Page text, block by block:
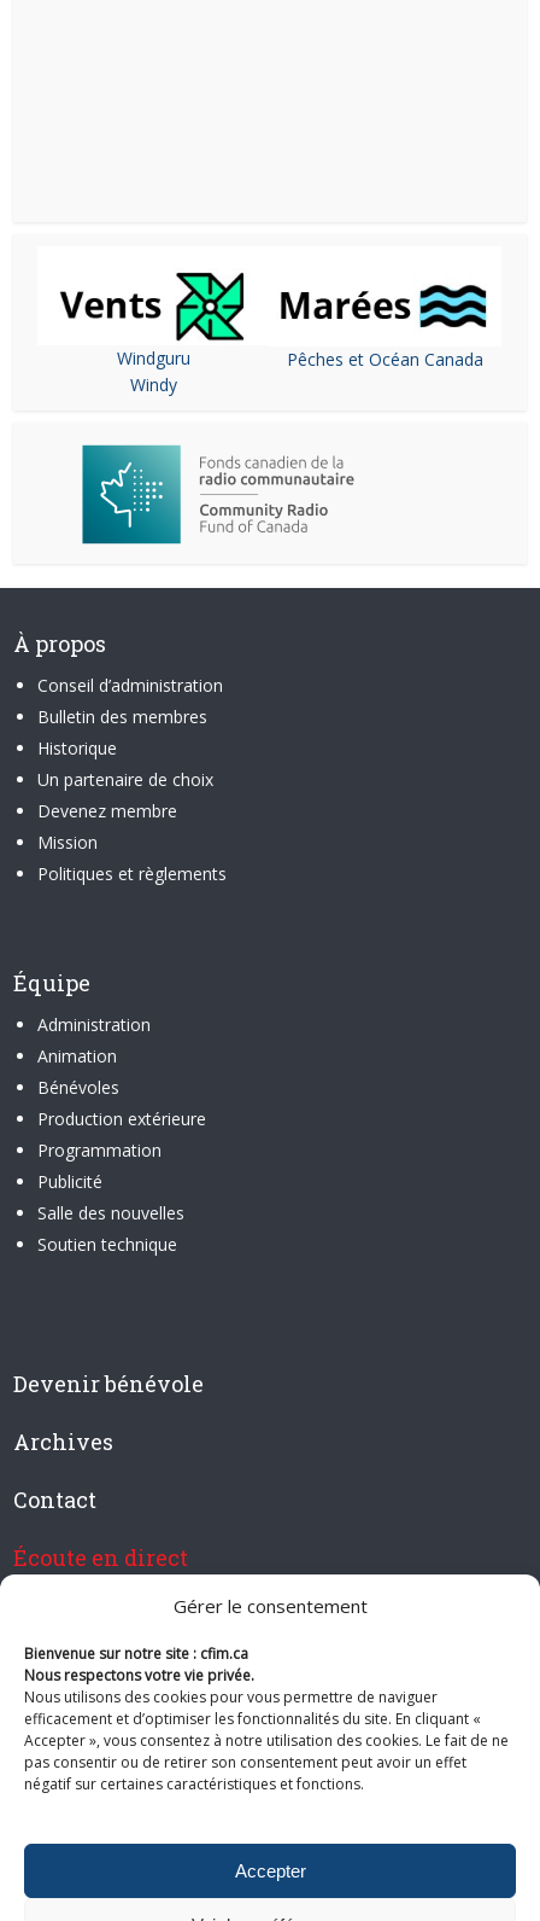
Gérer le consentement
Bienvenue sur notre site : cfim.ca
Nous respectons votre vie privée.
Nous utilisons des cookies pour vous permettre de naviguer
efficacement et d’optimiser les fonctionnalités du site. En cliquant «
Accepter », vous consentez à notre utilisation des cookies. Le fait de ne
pas consentir ou de retirer son consentement peut avoir un effet
négatif sur certaines caractéristiques et fonctions.
Accepter
Windguru
Windy
Pêches et Océan Canada
À propos
Conseil d’administration
Bulletin des membres
Historique
Un partenaire de choix
Devenez membre
Mission
Politiques et règlements
Équipe
Administration
Animation
Bénévoles
Production extérieure
Programmation
Publicité
Salle des nouvelles
Soutien technique
Devenir bénévole
Archives
Contact
Écoute en direct
Devenir membre de CFIM
Suivez-nous